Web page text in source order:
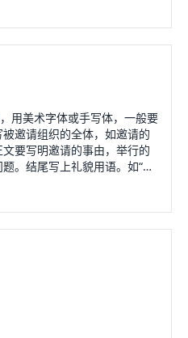
的”等，在姓名的后面增加一
/女士”、“教授”、“局长”等。
要空两格写。是对被邀请人进
“你好/您好”、“你们好”等。
部分，一般要空两格写。正文
体事项和具体要求，同时告
。要注意用词礼貌、信息正
然。5、惯用语。一般正文的
例如“敬请参加”、“敬请光
成长句，表达自己邀请的真挚
空两格写，结尾用感叹号，
款要写上邀请单位或邀请人的
落款要严谨庄重，如果是单
说明。
用美术字体或手写体，一般要
邀请组织的全体，如邀请的
要写明邀请的事由，举行的
。结尾写上礼貌用语。如“敬
及发出邀请函的时间。例1王
于星期一为张某(姓名)举行小
3日下午三时在xx路xx饭店特
助兴！邀请人姓名谨启20xx年
天或者三天以上发出）例2送
年公历**月**日农历X月X日
：(详细开始时间)席设：(地
日